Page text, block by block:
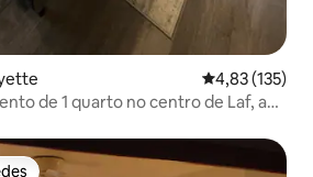
4,83 de uma
4,83 (135)
de 1 quarto no centro de Laf, a